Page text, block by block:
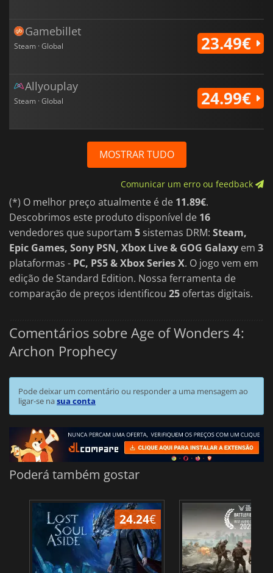
Gamebillet
Steam · Global 23.49€
Allyouplay
Steam · Global 24.99€
MOSTRAR TUDO
Comunicar um erro ou feedback
(*) O melhor preço atualmente é de 11.89€.
Descobrimos este produto disponível de 16
vendedores que suportam 5 sistemas DRM: Steam,
Epic Games, Sony PSN, Xbox Live & GOG Galaxy em 3
plataformas - PC, PS5 & Xbox Series X. O jogo vem em
edição de Standard Edition. Nossa ferramenta de
comparação de preços identificou 25 ofertas digitais.
Comentários sobre Age of Wonders 4:
Archon Prophecy
Pode deixar um comentário ou responder a uma mensagem ao
ligar-se nasua conta
Poderá também gostar
24.24€